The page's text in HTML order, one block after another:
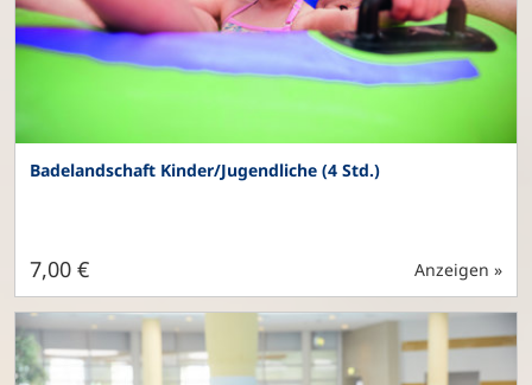
Badelandschaft Kinder/Jugendliche (4 Std.)
7,00 € Anzeigen »